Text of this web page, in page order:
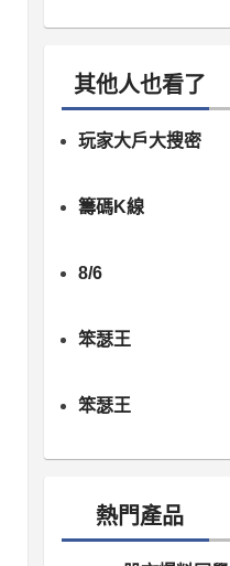
其他人也看了
玩家大戶大搜密
籌碼K線
8/6
笨瑟王
笨瑟王
熱門產品